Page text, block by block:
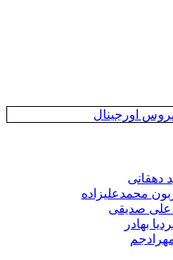
اورجینال
دهقانی
محمدعلیزاده
علی صدیقی
بهادر